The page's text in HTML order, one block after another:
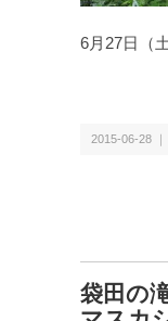
6月27日（
2015-06-28
袋田の